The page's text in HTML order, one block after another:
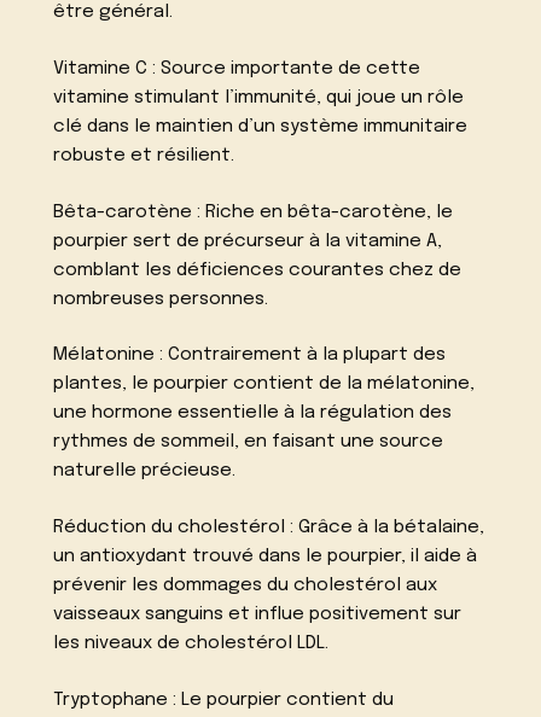
être général.
Vitamine C : Source importante de cette
vitamine stimulant l’immunité, qui joue un rôle
clé dans le maintien d’un système immunitaire
robuste et résilient.
Bêta-carotène : Riche en bêta-carotène, le
pourpier sert de précurseur à la vitamine A,
comblant les déficiences courantes chez de
nombreuses personnes.
Mélatonine : Contrairement à la plupart des
plantes, le pourpier contient de la mélatonine,
une hormone essentielle à la régulation des
rythmes de sommeil, en faisant une source
naturelle précieuse.
Réduction du cholestérol : Grâce à la bétalaine,
un antioxydant trouvé dans le pourpier, il aide à
prévenir les dommages du cholestérol aux
vaisseaux sanguins et influe positivement sur
les niveaux de cholestérol LDL.
Tryptophane : Le pourpier contient du